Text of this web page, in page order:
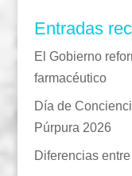
Entradas
El Gobierno
farmacéutico
Día de
Púrpura 2026
Diferencias